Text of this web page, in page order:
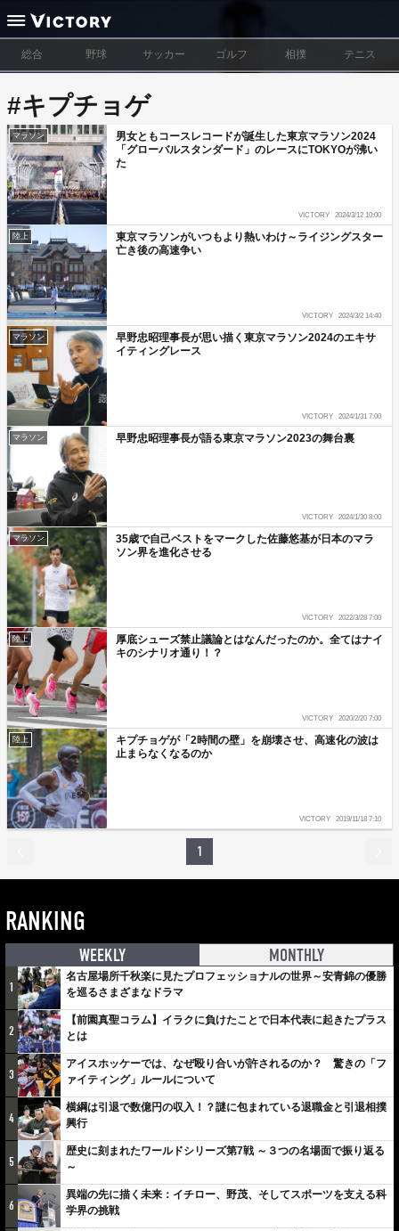
総合 野球 サッカー ゴルフ 相撲 テニス
#キプチョゲ
マラソン
男女ともコースレコードが誕生した東京マラソン2024
「グローバルスタンダード」のレースにTOKYOが沸い
た
VICTORY 2024/3/12 10:00
陸上
東京マラソンがいつもより熱いわけ～ライジングスター
亡き後の高速争い
VICTORY 2024/3/2 14:40
マラソン
早野忠昭理事長が思い描く東京マラソン2024のエキサ
イティングレース
VICTORY 2024/1/31 7:00
マラソン 早野忠昭理事長が語る東京マラソン2023の舞台裏
VICTORY 2024/1/30 8:00
マラソン
35歳で自己ベストをマークした佐藤悠基が日本のマラ
ソン界を進化させる
VICTORY 2022/3/28 7:00
陸上
厚底シューズ禁止議論とはなんだったのか。全てはナイ
キのシナリオ通り！？
VICTORY 2020/2/20 7:00
陸上
キプチョゲが「2時間の壁」を崩壊させ、高速化の波は
止まらなくなるのか
VICTORY 2019/11/18 7:10
1
RANKING
WEEKLY MONTHLY
1
名古屋場所千秋楽に見たプロフェッショナルの世界～安青錦の優勝
を巡るさまざまなドラマ
2
【前園真聖コラム】イラクに負けたことで日本代表に起きたプラス
とは
3
アイスホッケーでは、なぜ殴り合いが許されるのか？ 驚きの「フ
ァイティング」ルールについて
4
横綱は引退で数億円の収入！？謎に包まれている退職金と引退相撲
興行
5
歴史に刻まれたワールドシリーズ第7戦 ～３つの名場面で振り返る
～
6
異端の先に描く未来：イチロー、野茂、そしてスポーツを支える科
学界の挑戦